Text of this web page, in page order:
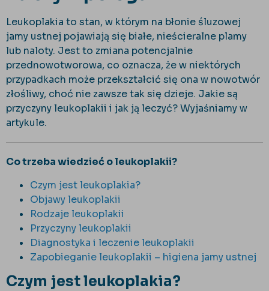
Leukoplakia to stan, w którym na błonie śluzowej
jamy ustnej pojawiają się białe, nieścieralne plamy
lub naloty. Jest to zmiana potencjalnie
przednowotworowa, co oznacza, że w niektórych
przypadkach może przekształcić się ona w nowotwór
złośliwy, choć nie zawsze tak się dzieje. Jakie są
przyczyny leukoplakii i jak ją leczyć? Wyjaśniamy w
artykule.
Co trzeba wiedzieć o leukoplakii?
Czym jest leukoplakia?
Objawy leukoplakii
Rodzaje leukoplakii
Przyczyny leukoplakii
Diagnostyka i leczenie leukoplakii
Zapobieganie leukoplakii – higiena jamy ustnej
Czym jest leukoplakia?